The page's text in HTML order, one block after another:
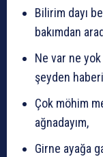
Bilirim dayı
bakımdan
Ne var ne
şeyden
Çok möhim
ağnadayım,
Girne ayağa